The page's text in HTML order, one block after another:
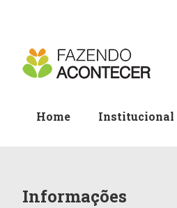
Home Institucional
Informações